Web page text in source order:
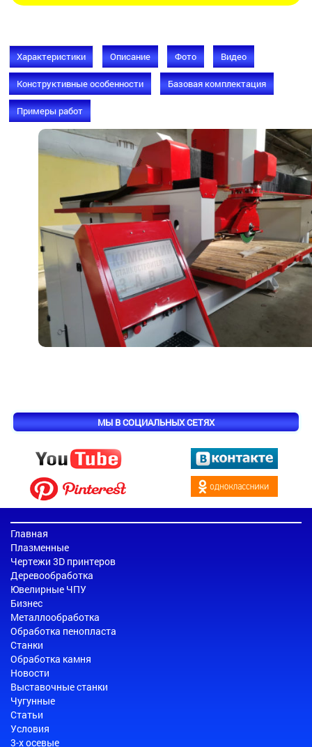
Характеристики Описание Фото Видео
Конструктивные особенности Базовая комплектация
Примеры работ
МЫ В СОЦИАЛЬНЫХ СЕТЯХ
Главная
Плазменные
Чертежи 3D принтеров
Деревообработка
Ювелирные ЧПУ
Бизнес
Металлообработка
Обработка пенопласта
Станки
Обработка камня
Новости
Выставочные станки
Чугунные
Статьи
Условия
3-х осевые